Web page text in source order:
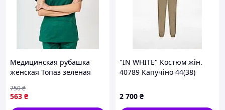
Медицинская рубашка
женская Топаз зеленая
563 ₴
750₴
"IN WHITE" Костюм жін.
40789 Капучіно 44(38)
2 700 ₴